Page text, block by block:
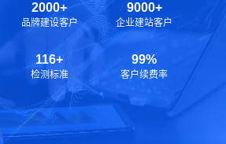
2000+
品牌建设客户
9000+
企业建站客户
116+
检测标准
99%
客户续费率